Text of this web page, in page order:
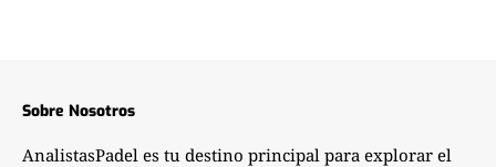
Sobre Nosotros
AnalistasPadel es tu destino principal para explorar el